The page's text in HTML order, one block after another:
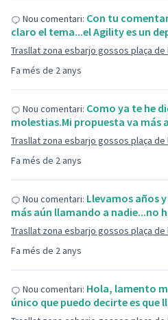
Fa més de 2 anys
Nou comentari: Con tu
claro el tema...el Agility es un
Trasllat zona esbarjo gossos plaça de
Fa més de 2 anys
Nou comentari: Como ya te he
molestias.Mi propuesta va más
Trasllat zona esbarjo gossos plaça de
Fa més de 2 anys
Nou comentari: Llevamos años
más aún llamando a nadie...no
Trasllat zona esbarjo gossos plaça de
Nou comentari: Hola, lamento
único que puedo decirte es que